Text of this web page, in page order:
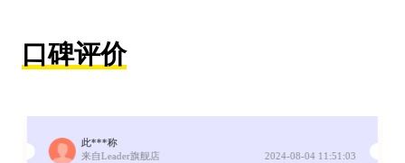
口碑评价
此***称
来自Leader旗舰店
2024-08-04 11:51:03